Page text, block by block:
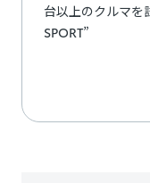
台以上のクルマを
SPORT”